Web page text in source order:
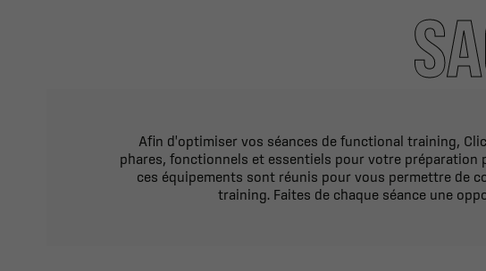
Afin d'optimiser vos séances de functional training,
phares, fonctionnels et essentiels pour votre préparation
ces équipements sont réunis pour vous permettre de
training. Faites de chaque séance une